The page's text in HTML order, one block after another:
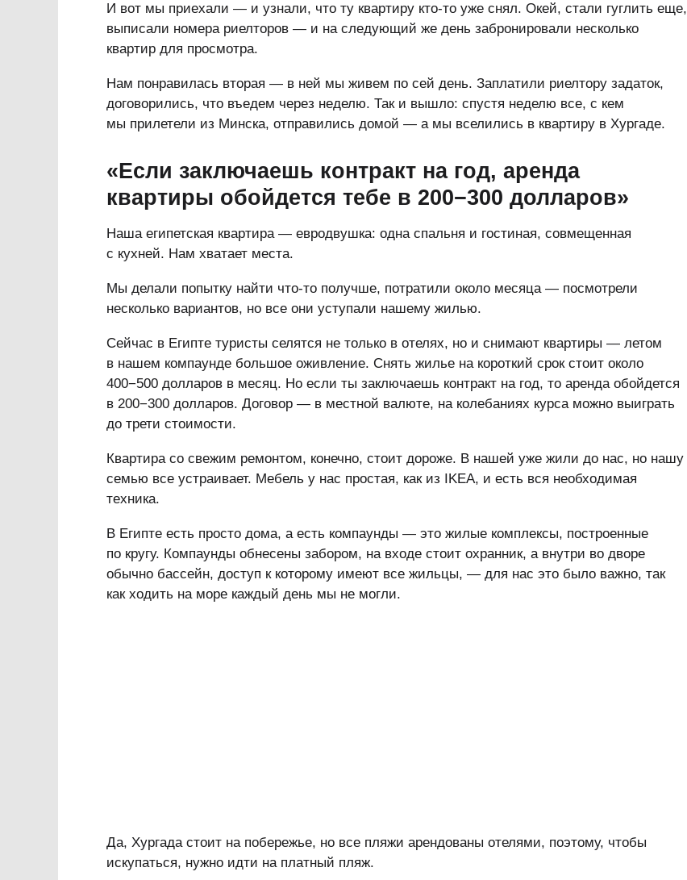
И вот мы приехали — и узнали, что ту квартиру кто-то уже снял. Окей, стали гуглить еще,
выписали номера риелторов — и на следующий же день забронировали несколько
квартир для просмотра.
Нам понравилась вторая — в ней мы живем по сей день. Заплатили риелтору задаток,
договорились, что въедем через неделю. Так и вышло: спустя неделю все, с кем
мы прилетели из Минска, отправились домой — а мы вселились в квартиру в Хургаде.
«Если заключаешь контракт на год, аренда
квартиры обойдется тебе в 200−300 долларов»
Наша египетская квартира — евродвушка: одна спальня и гостиная, совмещенная
с кухней. Нам хватает места.
Мы делали попытку найти что-то получше, потратили около месяца — посмотрели
несколько вариантов, но все они уступали нашему жилью.
Сейчас в Египте туристы селятся не только в отелях, но и снимают квартиры — летом
в нашем компаунде большое оживление. Снять жилье на короткий срок стоит около
400−500 долларов в месяц. Но если ты заключаешь контракт на год, то аренда обойдется
в 200−300 долларов. Договор — в местной валюте, на колебаниях курса можно выиграть
до трети стоимости.
Квартира со свежим ремонтом, конечно, стоит дороже. В нашей уже жили до нас, но нашу
семью все устраивает. Мебель у нас простая, как из IKEA, и есть вся необходимая
техника.
В Египте есть просто дома, а есть компаунды — это жилые комплексы, построенные
по кругу. Компаунды обнесены забором, на входе стоит охранник, а внутри во дворе
обычно бассейн, доступ к которому имеют все жильцы, — для нас это было важно, так
как ходить на море каждый день мы не могли.
Да, Хургада стоит на побережье, но все пляжи арендованы отелями, поэтому, чтобы
искупаться, нужно идти на платный пляж.